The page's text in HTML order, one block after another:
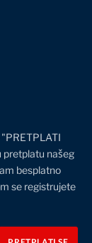
pretplatu našeg
besplatno
se registrujete